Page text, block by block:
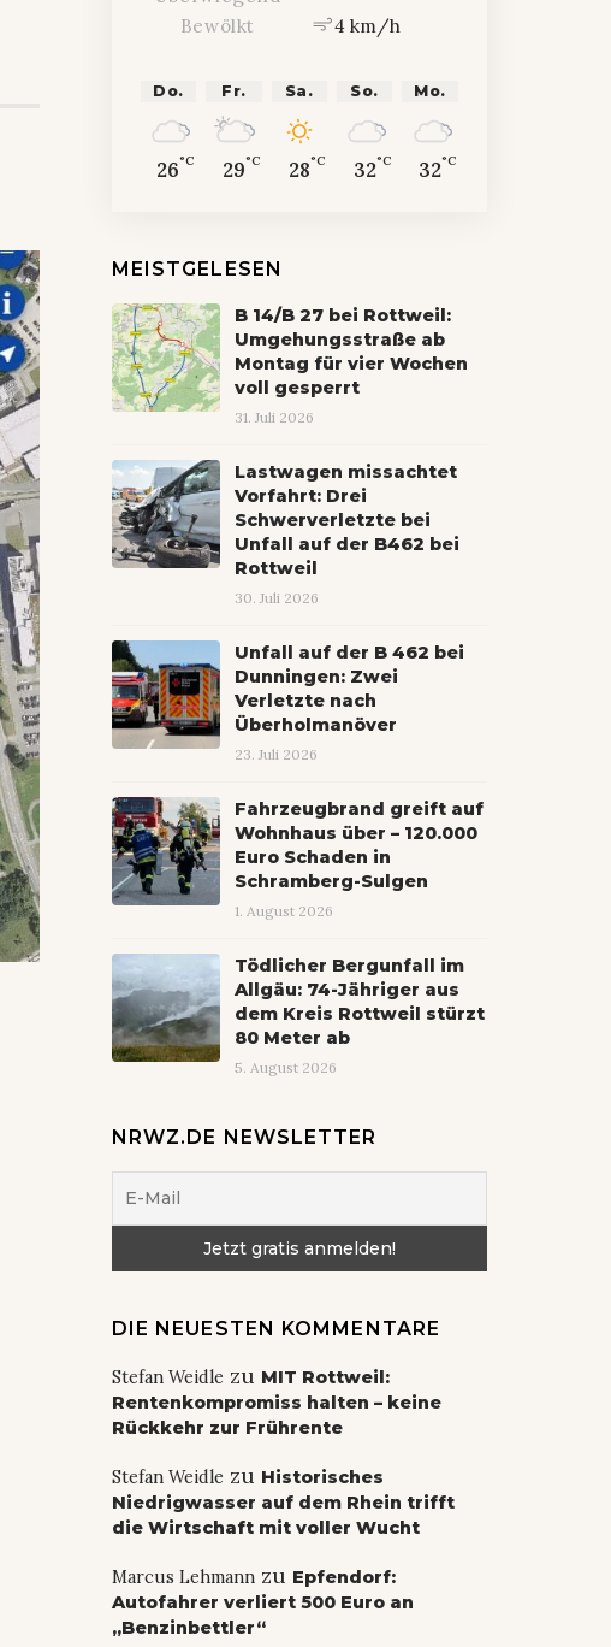
Bewölkt
4 km/h
Do.
26°C
Fr.
29°C
Sa.
28°C
So.
32°C
Mo.
32°C
MEISTGELESEN
B 14/B 27 bei Rottweil:
Umgehungsstraße ab
Montag für vier Wochen
voll gesperrt
31. Juli 2026
Lastwagen missachtet
Vorfahrt: Drei
Schwerverletzte bei
Unfall auf der B462 bei
Rottweil
30. Juli 2026
Unfall auf der B 462 bei
Dunningen: Zwei
Verletzte nach
Überholmanöver
23. Juli 2026
Fahrzeugbrand greift auf
Wohnhaus über – 120.000
Euro Schaden in
Schramberg-Sulgen
1. August 2026
Tödlicher Bergunfall im
Allgäu: 74-Jähriger aus
dem Kreis Rottweil stürzt
80 Meter ab
5. August 2026
NRWZ.DE NEWSLETTER
DIE NEUESTEN KOMMENTARE
Stefan Weidle zu MIT Rottweil:
Rentenkompromiss halten – keine
Rückkehr zur Frührente
Stefan Weidle zu Historisches
Niedrigwasser auf dem Rhein trifft
die Wirtschaft mit voller Wucht
Marcus Lehmannzu Epfendorf:
Autofahrer verliert 500 Euro an
„Benzinbettler“